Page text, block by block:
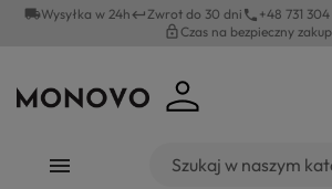
local_shippingWysyłka w 24hkeyboard_returnZwrot do 30 dni phone +48 731 304
lock_outlineCzas na bezpieczny zakup